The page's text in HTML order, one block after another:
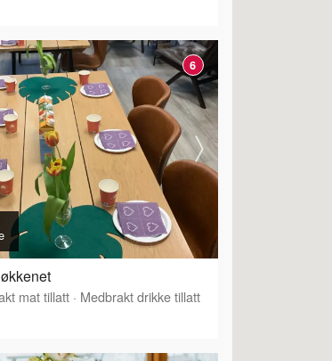
6
mat tillatt · Medbrakt drikke tillatt